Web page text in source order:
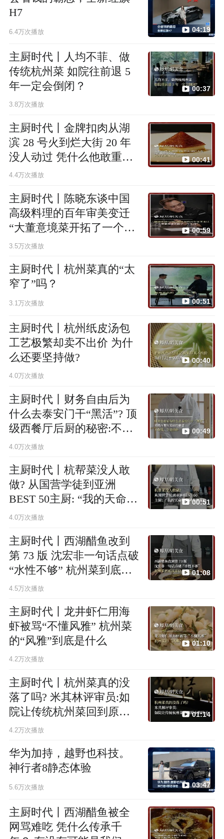
H7
6.4万次播放 04:19
主厨时代丨人均不菲、做
传统杭州菜 如院往前退 5
年一定会倒闭？
3.8万次播放
00:37
主厨时代丨金牌扣肉从湖
滨 28 号火到烂大街 20 年
没人动过 凭什么他敢重启
升级？
4.4万次播放
00:41
主厨时代丨陈晓东谈中国
高级料理的百年审美变迁
“大董意境菜开拓了一个先
河”
3.5万次播放
00:59
主厨时代丨杭州菜真的“太
窄了”吗？
3.1万次播放 00:51
主厨时代丨杭州纸皮汤包
工艺极繁却卖不出价 为什
么还要坚持做?
4.0万次播放
00:40
主厨时代丨财务自由后为
什么去泰安门干“黑活”? 顶
级西餐厅后厨的秘密:不挣
钱，全是情怀
4.0万次播放
00:49
主厨时代丨杭帮菜没人敢
做? 从国营学徒到亚洲
BEST 50主厨: “我的天命所
向就是做菜”
4.0万次播放
00:51
主厨时代丨西湖醋鱼改到
第 73 版 沈宏非一句话点破
“水性不够” 杭州菜到底该
是什么味道?
4.5万次播放
01:08
主厨时代丨龙井虾仁用海
虾被骂“不懂风雅” 杭州菜
的“风雅”到底是什么
4.2万次播放
01:10
主厨时代丨杭州菜真的没
落了吗? 米其林评审员:如
院让传统杭州菜回到原本
的样子
4.2万次播放
01:14
华为加持，越野也科技。
神行者8静态体验
5.6万次播放 03:47
主厨时代丨西湖醋鱼被全
网骂难吃 凭什么传承千